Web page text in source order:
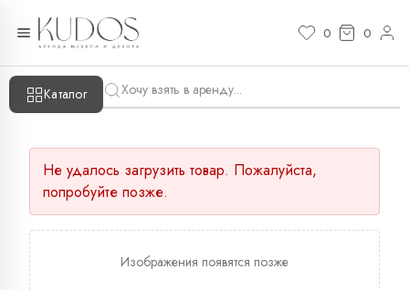
0 0
Каталог
Не удалось загрузить товар. Пожалуйста,
попробуйте позже.
Изображения появятся позже